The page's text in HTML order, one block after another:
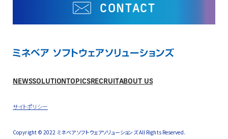
CONTACT
NEWSSOLUTIONTOPICSRECRUITABOUT US
サイトポリシー
Copyright © 2022 ミネベア ソフトウェアソリューションズ All Rights Reserved.